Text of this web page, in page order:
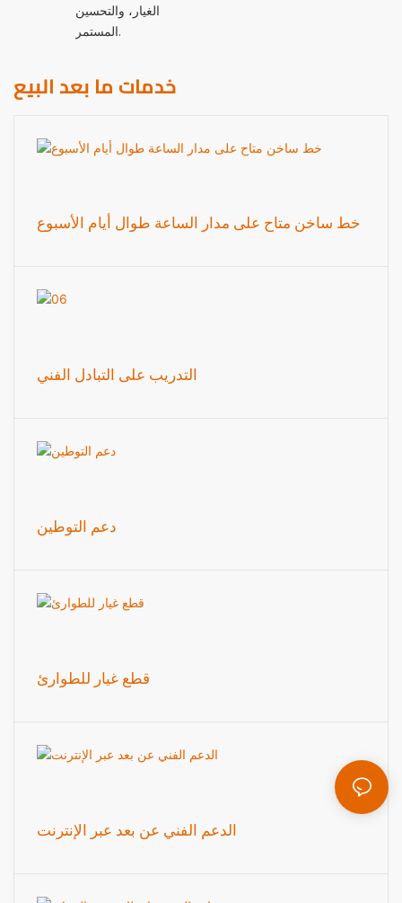
الغيار، والتحسين
المستمر.
خدمات ما بعد البيع
خط ساخن متاح على مدار الساعة طوال أيام الأسبوع
التدريب على التبادل الفني
دعم التوطين
قطع غيار للطوارئ
الدعم الفني عن بعد عبر الإنترنت